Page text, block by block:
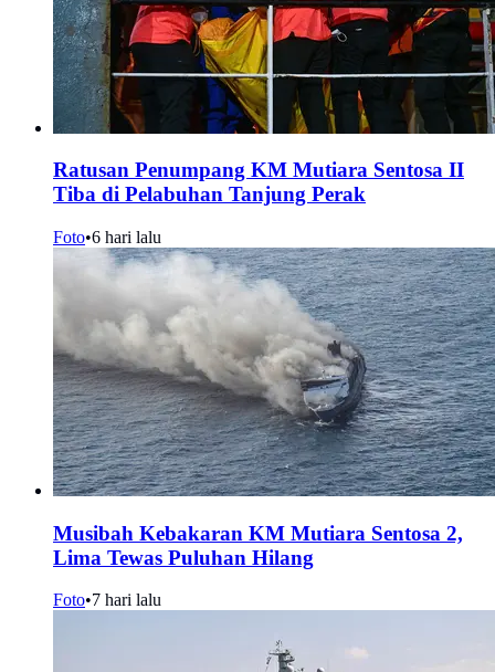
Ratusan Penumpang KM Mutiara Sentosa II
Tiba di Pelabuhan Tanjung Perak
Foto•6 hari lalu
Musibah Kebakaran KM Mutiara Sentosa 2,
Lima Tewas Puluhan Hilang
Foto•7 hari lalu